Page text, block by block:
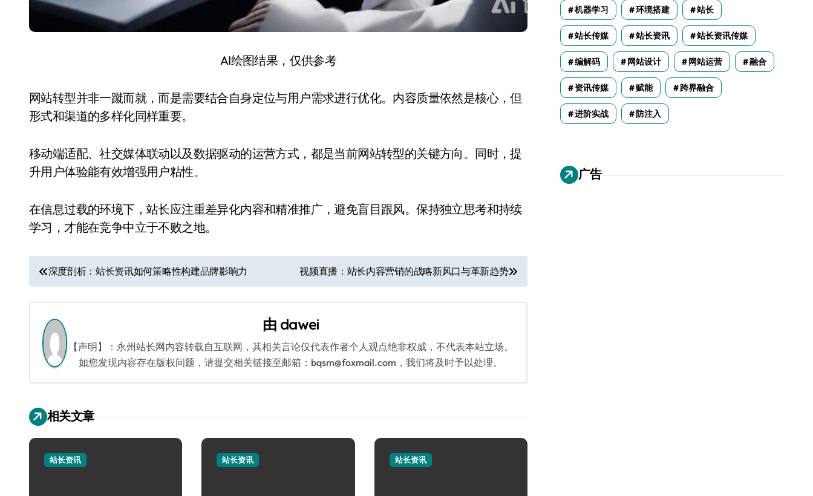
AI绘图结果，仅供参考
网站转型并非一蹴而就，而是需要结合自身定位与用户需求进行优化。内容质量依然是核心，但
形式和渠道的多样化同样重要。
移动端适配、社交媒体联动以及数据驱动的运营方式，都是当前网站转型的关键方向。同时，提
升用户体验能有效增强用户粘性。
在信息过载的环境下，站长应注重差异化内容和精准推广，避免盲目跟风。保持独立思考和持续
学习，才能在竞争中立于不败之地。
文
章
导
航
深度剖析：站长资讯如何策略性构建品牌影响力 视频直播：站长内容营销的战略新风口与革新趋势
由 dawei
【声明】：永州站长网内容转载自互联网，其相关言论仅代表作者个人观点绝非权威，不代表本站立场。
如您发现内容存在版权问题，请提交相关链接至邮箱：bqsm@foxmail.com，我们将及时予以处理。
相关文章
站长资讯 站长资讯 站长资讯
机器学习 环境搭建 站长
站长传媒 站长资讯 站长资讯传媒
编解码 网站设计 网站运营 融合
资讯传媒 赋能 跨界融合
进阶实战 防注入
广告